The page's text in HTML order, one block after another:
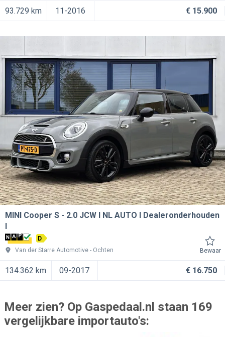
93.729 km 11-2016 € 15.900
MINI Cooper S
2.0 JCW l NL AUTO l Dealeronderhouden
l
D
Van der Starre Automotive
Ochten Bewaar
134.362 km 09-2017 € 16.750
Meer zien? Op Gaspedaal.nl staan 169
vergelijkbare importauto's: